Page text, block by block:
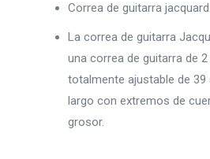
Correa de guitarra jacquard.
La correa de guitarra
una correa de guitarra de
totalmente ajustable de 39
largo con extremos de
grosor.